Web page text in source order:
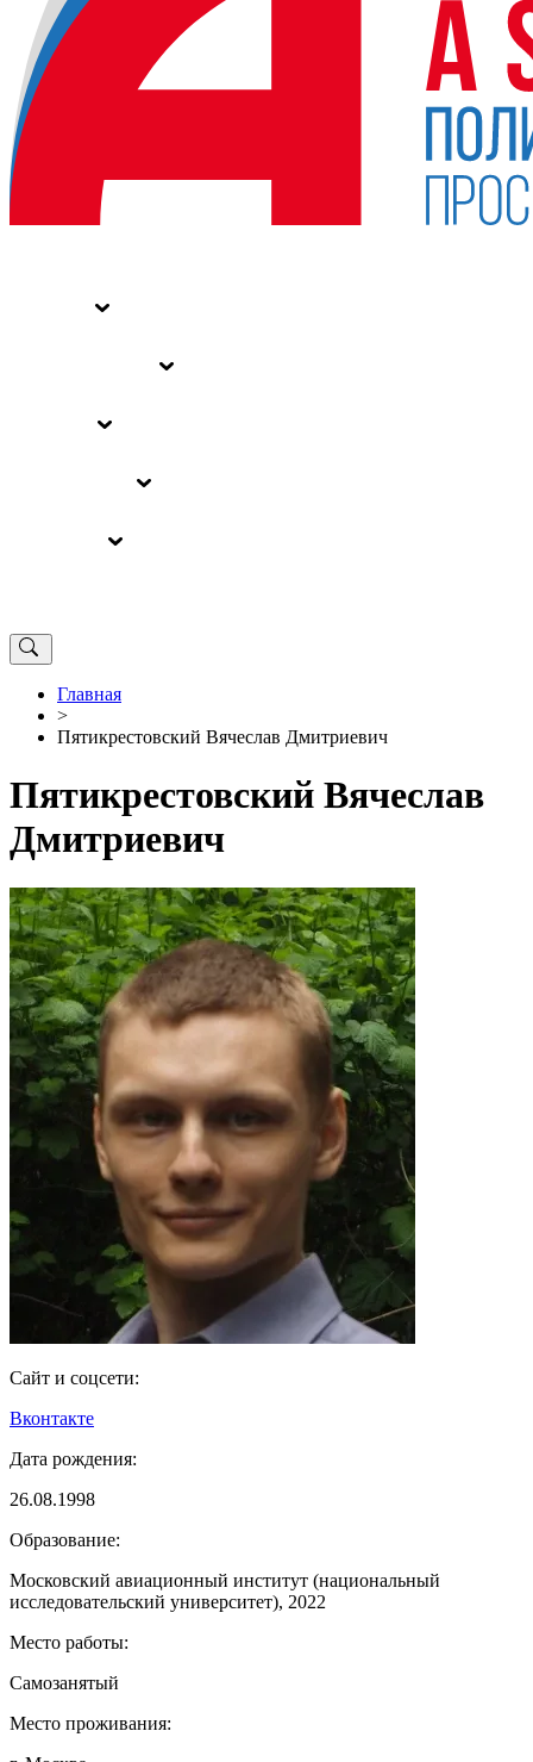
Главная
>
Пятикрестовский Вячеслав Дмитриевич
Пятикрестовский Вячеслав
Дмитриевич
Сайт и соцсети:
Вконтакте
Дата рождения:
26.08.1998
Образование:
Московский авиационный институт (национальный
исследовательский университет), 2022
Место работы:
Самозанятый
Место проживания: